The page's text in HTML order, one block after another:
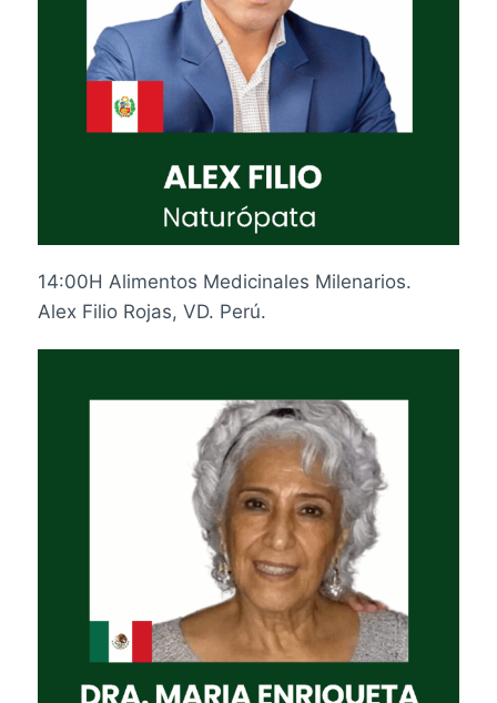
14:00H Alimentos Medicinales Milenarios.
Alex Filio Rojas, VD. Perú.